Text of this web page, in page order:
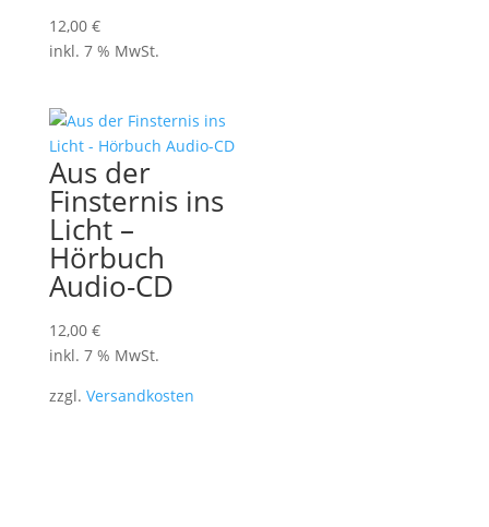
12,00 €
inkl. 7 % MwSt.
Aus der
Finsternis ins
Licht –
Hörbuch
Audio-CD
12,00 €
inkl. 7 % MwSt.
zzgl. Versandkosten